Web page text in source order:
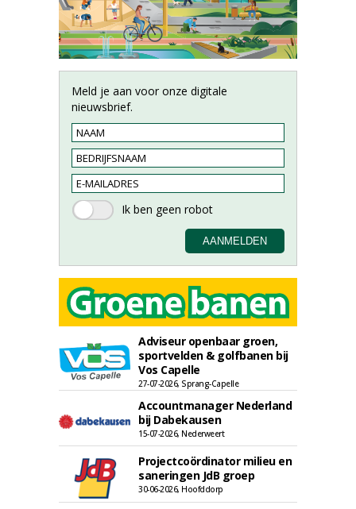
Meld je aan voor onze digitale
nieuwsbrief.
Adviseur openbaar groen,
sportvelden & golfbanen bij
Vos Capelle
27-07-2026, Sprang-Capelle
Accountmanager Nederland
bij Dabekausen
15-07-2026, Nederweert
Projectcoördinator milieu en
saneringen JdB groep
30-06-2026, Hoofddorp